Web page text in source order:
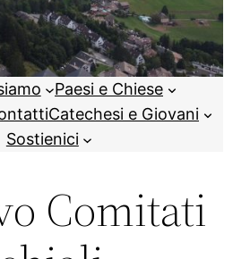
Paesi e Chiese
Catechesi e Giovani
Sostienici
Comitati